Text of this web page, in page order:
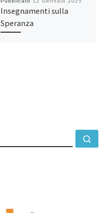
Insegnamenti sulla
Speranza